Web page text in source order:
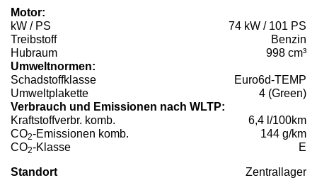
Motor:
kW / PS
74 kW / 101 PS
Treibstoff
Benzin
Hubraum
998 cm³
Umweltnormen:
Schadstoffklasse
Euro6d-TEMP
Umweltplakette
4 (Green)
Verbrauch und Emissionen nach WLTP:
Kraftstoffverbr. komb.
6,4 l/100km
CO2-Emissionen komb.
144 g/km
CO2-Klasse E
Standort Zentrallager